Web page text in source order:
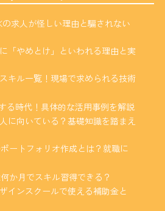
求人が怪しい理由と騙されない
「やめとけ」といわれる理由と実
キル一覧！現場で求められる技術
る時代！具体的な活用事例を解説
に向いている？基礎知識を踏まえ
ートフォリオ作成とは？就職に
か月でスキル習得できる？
ザインスクールで使える補助金と